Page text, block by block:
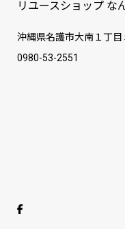
リユースショップ な
沖縄県名護市大南１丁
0980-53-2551